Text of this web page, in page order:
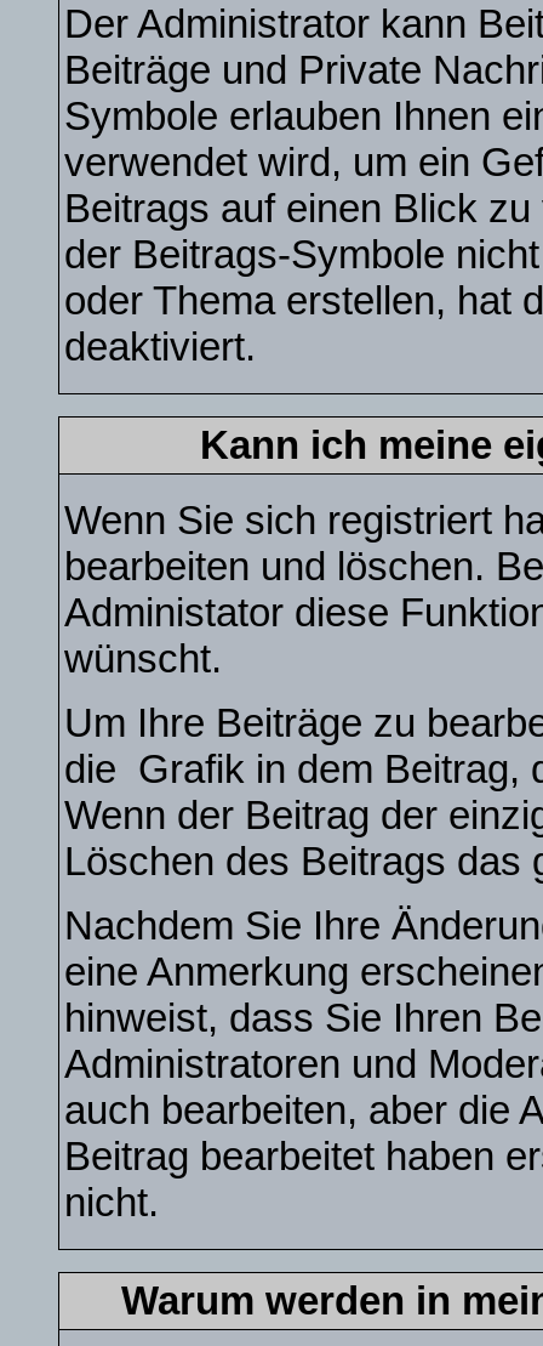
Der Administrator kann
Beiträge und Private
Symbole erlauben Ihnen
verwendet wird, um ein
Beitrags auf einen Blick
der Beitrags-Symbole
oder Thema erstellen, hat
deaktiviert.
Kann ich meine
Wenn Sie sich registriert
bearbeiten und löschen.
Administator diese
wünscht.
Um Ihre Beiträge zu
die Grafik in dem Beitrag,
Wenn der Beitrag der
Löschen des Beitrags das
Nachdem Sie Ihre
eine Anmerkung
hinweist, dass Sie Ihren
Administratoren und
auch bearbeiten, aber die
Beitrag bearbeitet haben
nicht.
Warum werden in